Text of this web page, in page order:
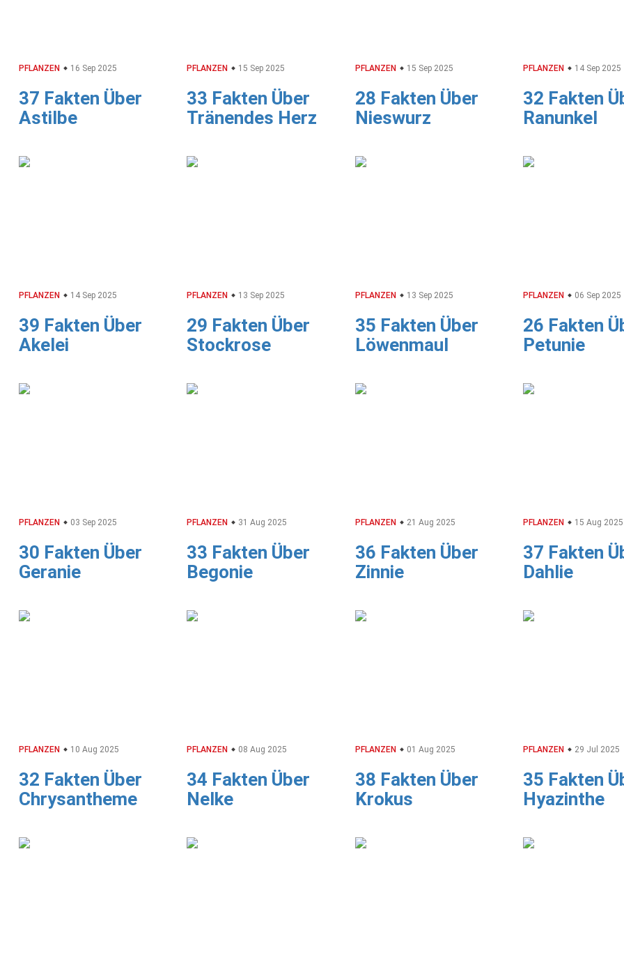
PFLANZEN 16 Sep 2025
37 Fakten Über
Astilbe
PFLANZEN 15 Sep 2025
33 Fakten Über
Tränendes Herz
PFLANZEN 15 Sep 2025
28 Fakten Über
Nieswurz
PFLANZEN 14 Sep 2025
32 Fakten
Ranunkel
PFLANZEN 14 Sep 2025
39 Fakten Über
Akelei
PFLANZEN 13 Sep 2025
29 Fakten Über
Stockrose
PFLANZEN 13 Sep 2025
35 Fakten Über
Löwenmaul
PFLANZEN 06 Sep 2025
26 Fakten
Petunie
PFLANZEN 03 Sep 2025
30 Fakten Über
Geranie
PFLANZEN 31 Aug 2025
33 Fakten Über
Begonie
PFLANZEN 21 Aug 2025
36 Fakten Über
Zinnie
PFLANZEN 15 Aug 2025
37 Fakten
Dahlie
PFLANZEN 10 Aug 2025
32 Fakten Über
Chrysantheme
PFLANZEN 08 Aug 2025
34 Fakten Über
Nelke
PFLANZEN 01 Aug 2025
38 Fakten Über
Krokus
PFLANZEN 29 Jul 2025
35 Fakten
Hyazinthe